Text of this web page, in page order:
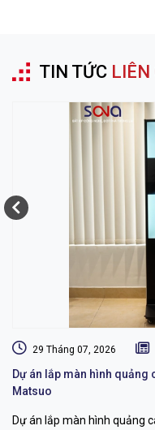
TIN TỨC LIÊN
29 Tháng 07, 2026
Dự án lắp màn hình
Matsuo
Dự án lắp màn hình quảng